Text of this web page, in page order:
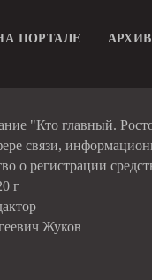
ПОРТАЛЕ
"Кто главный.
связи,
о регистрации
г
Жуков